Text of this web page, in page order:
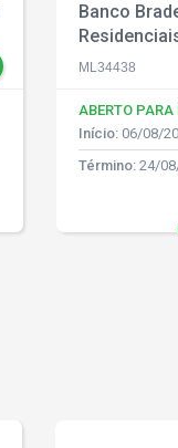
Banco
DESCONTO
ML34438
ABERTO PARA
Início: 06/08/
Término: 24/